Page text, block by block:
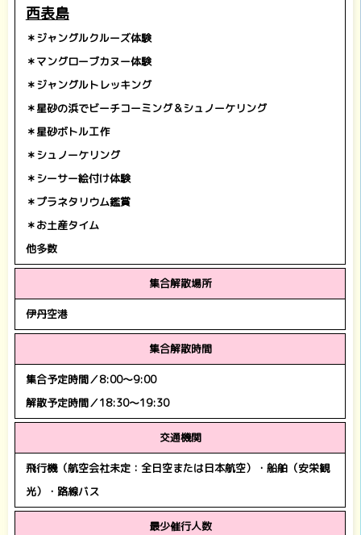
西表島
＊ジャングルクルーズ体験
＊マングローブカヌー体験
＊ジャングルトレッキング
＊星砂の浜でビーチコーミング＆シュノーケリング
＊星砂ボトル工作
＊シュノーケリング
＊シーサー絵付け体験
＊プラネタリウム鑑賞
＊お土産タイム
他多数
集合解散場所
伊丹空港
集合解散時間
集合予定時間／8:00～9:00
解散予定時間／18:30～19:30
交通機関
飛行機（航空会社未定：全日空または日本航空）・船舶（安栄観
光）・路線バス
最少催行人数